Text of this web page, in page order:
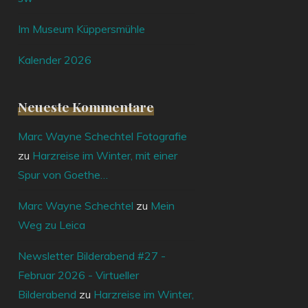
Im Museum Küppersmühle
Kalender 2026
Neueste Kommentare
Marc Wayne Schechtel Fotografie
zu Harzreise im Winter, mit einer
Spur von Goethe…
Marc Wayne Schechtel zu Mein
Weg zu Leica
Newsletter Bilderabend #27 -
Februar 2026 - Virtueller
Bilderabend zu Harzreise im Winter,